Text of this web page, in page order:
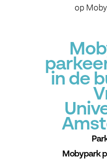
op
in de
Mobypark